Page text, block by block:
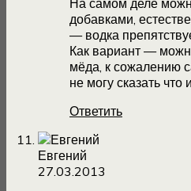
На самом деле
добавками,
— водка
Как вариант —
мёда, к сожалению
не могу сказать что
Ответить
Евгений
27.03.2013